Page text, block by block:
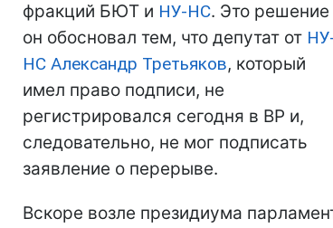
фракций БЮТ и НУ-НС. Это решение
он обосновал тем, что депутат от
НС Александр Третьяков, который
имел право подписи, не
регистрировался сегодня в ВР и,
следовательно, не мог подписать
заявление о перерыве.
Вскоре возле президиума